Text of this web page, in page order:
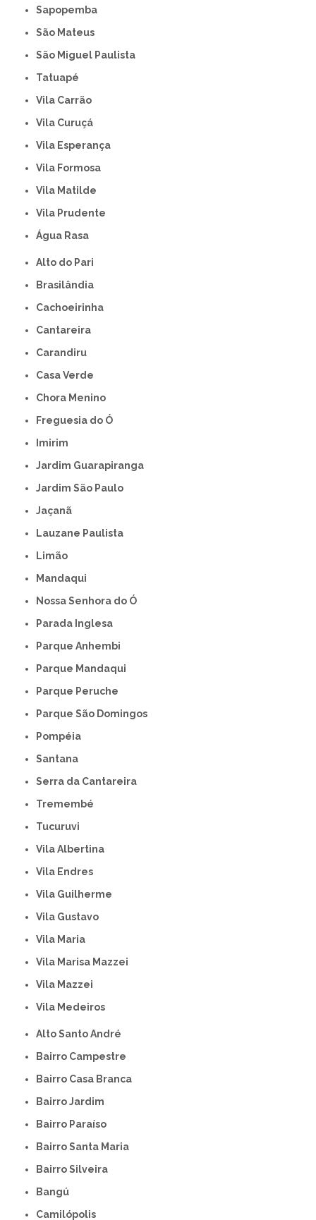
Sapopemba
São Mateus
São Miguel Paulista
Tatuapé
Vila Carrão
Vila Curuçá
Vila Esperança
Vila Formosa
Vila Matilde
Vila Prudente
Água Rasa
Alto do Pari
Brasilândia
Cachoeirinha
Cantareira
Carandiru
Casa Verde
Chora Menino
Freguesia do Ó
Imirim
Jardim Guarapiranga
Jardim São Paulo
Jaçanã
Lauzane Paulista
Limão
Mandaqui
Nossa Senhora do Ó
Parada Inglesa
Parque Anhembi
Parque Mandaqui
Parque Peruche
Parque São Domingos
Pompéia
Santana
Serra da Cantareira
Tremembé
Tucuruvi
Vila Albertina
Vila Endres
Vila Guilherme
Vila Gustavo
Vila Maria
Vila Marisa Mazzei
Vila Mazzei
Vila Medeiros
Alto Santo André
Bairro Campestre
Bairro Casa Branca
Bairro Jardim
Bairro Paraíso
Bairro Santa Maria
Bairro Silveira
Bangú
Camilópolis